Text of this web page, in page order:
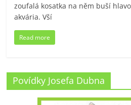
zoufalá kosatka na něm buší
akvária. Vší
Read more
Povídky Josefa Dubna